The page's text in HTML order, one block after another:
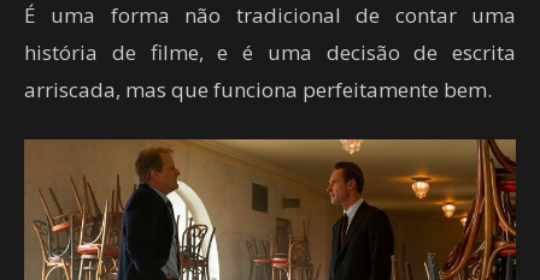
É uma forma não tradicional de contar uma
história de filme, e é uma decisão de escrita
arriscada, mas que funciona perfeitamente bem.